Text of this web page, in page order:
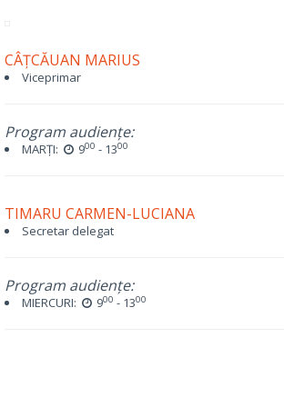
CÂȚCĂUAN MARIUS
Viceprimar
Program audiențe:
MARȚI: 900 - 1300
TIMARU CARMEN-LUCIANA
Secretar delegat
Program audiențe:
MIERCURI: 900 - 1300